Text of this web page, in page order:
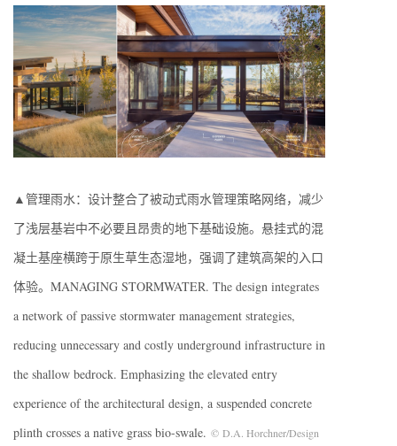
▲管理雨水：设计整合了被动式雨水管理策略网络，减少
了浅层基岩中不必要且昂贵的地下基础设施。悬挂式的混
凝土基座横跨于原生草生态湿地，强调了建筑高架的入口
体验。MANAGING STORMWATER. The design integrates
a network of passive stormwater management strategies,
reducing unnecessary and costly underground infrastructure in
the shallow bedrock. Emphasizing the elevated entry
experience of the architectural design, a suspended concrete
plinth crosses a native grass bio-swale. © D.A. Horchner/Design